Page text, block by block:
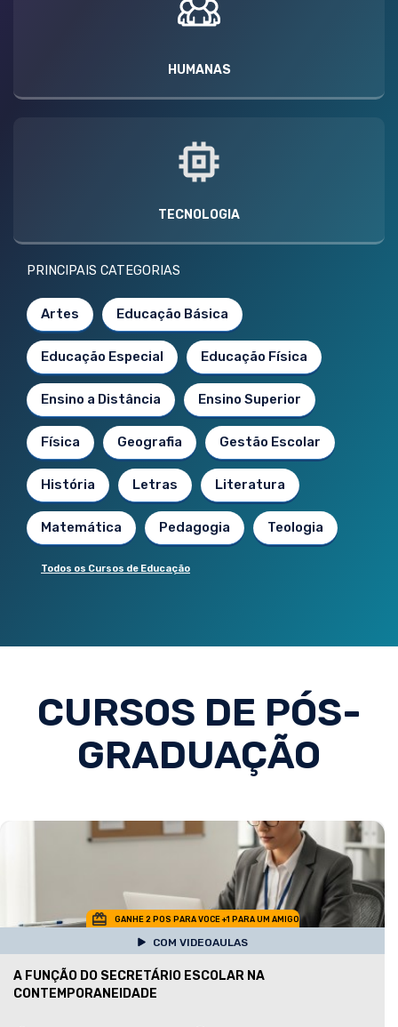
HUMANAS
TECNOLOGIA
PRINCIPAIS CATEGORIAS
Artes Educação Básica
Educação Especial Educação Física
Ensino a Distância Ensino Superior
Física Geografia Gestão Escolar
História Letras Literatura
Matemática Pedagogia Teologia
Todos os Cursos de Educação
CURSOS DE PÓS-
GRADUAÇÃO
GANHE 2 POS PARA VOCE +1 PARA UM AMIGO
COM VIDEOAULAS
A FUNÇÃO DO SECRETÁRIO ESCOLAR NA
CONTEMPORANEIDADE